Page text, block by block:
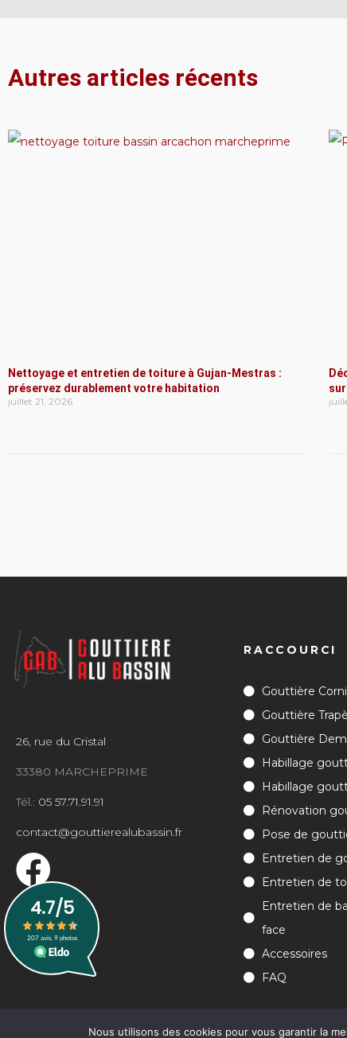
Autres articles récents
Nettoyage et entretien de toiture à Gujan-Mestras :
préservez durablement votre habitation
juillet 21, 2026
26, rue du Cristal
33380 MARCHEPRIME
Tél.: 05 57.71.91.91
contact@gouttierealubassin.fr
RACCOURCI
Gouttière
Gouttière
Gouttière
Habillage
Habillage
Rénovation
Pose de
Entretien de
Entretien de
Entretien de
face
Accessoires
FAQ
Nous utilisons des cookies pour vous garantir la